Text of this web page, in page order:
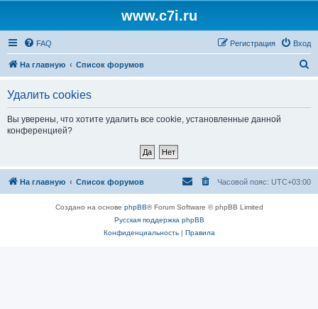
www.c7i.ru
FAQ Вход
Регистрация
На главную Список форумов
Удалить cookies
Вы уверены, что хотите удалить все cookie, установленные данной
конференцией?
На главную Список форумов Часовой пояс: UTC+03:00
Создано на основе phpBB® Forum Software © phpBB Limited
Русская поддержка phpBB
Конфиденциальность| Правила